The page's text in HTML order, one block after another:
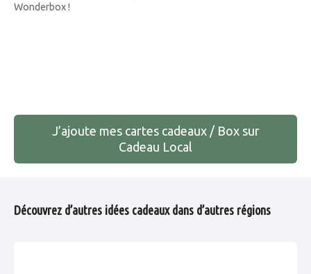
Wonderbox !
a
g
J’ajoute mes cartes cadeaux / Box sur
Cadeau Local
Découvrez d’autres idées cadeaux dans d’autres régions